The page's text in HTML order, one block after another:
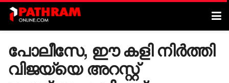
പോലീസേ, ഈ കളി നിർത്തി
വിജയ്‌യെ അറസ്റ്റ്